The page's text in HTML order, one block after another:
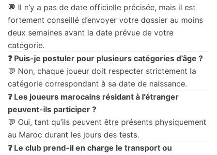
💬 Il n’y a pas de date officielle précisée, mais il est
fortement conseillé d’envoyer votre dossier au moins
deux semaines avant la date prévue de votre
catégorie.
❓ Puis-je postuler pour plusieurs catégories d’âge ?
💬 Non, chaque joueur doit respecter strictement la
catégorie correspondant à sa date de naissance.
❓ Les joueurs marocains résidant à l’étranger
peuvent-ils participer ?
💬 Oui, tant qu’ils peuvent être présents physiquement
au Maroc durant les jours des tests.
❓ Le club prend-il en charge le transport ou